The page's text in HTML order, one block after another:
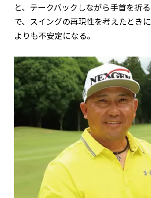
と、テークバックしながら手首を折
で、スイングの再現性を考えたとき
よりも不安定になる。